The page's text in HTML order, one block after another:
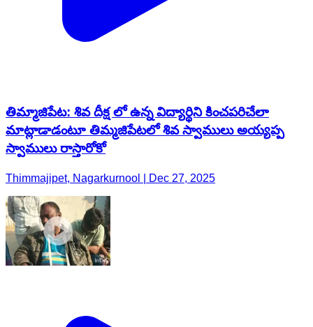
తిమ్మాజిపేట: శివ దీక్ష లో ఉన్న విద్యార్థిని కించపరిచేలా
మాట్లాడాడంటూ తిమ్మజిపేటలో శివ స్వాములు అయ్యప్ప
స్వాములు రాస్తారోకో
Thimmajipet, Nagarkurnool | Dec 27, 2025